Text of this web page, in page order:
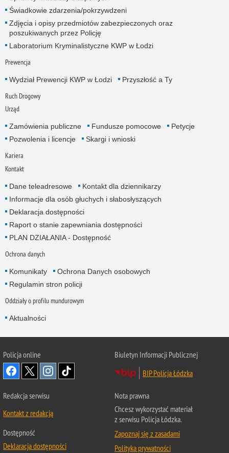
Świadkowie zdarzenia/pokrzywdzeni
Zdjęcia i opisy przedmiotów zabezpieczonych oraz
poszukiwanych przez Policję
Laboratorium Kryminalistyczne KWP w Łodzi
Prewencja
Wydział Prewencji KWP w Łodzi Przyszłość a Ty
Ruch Drogowy
Urząd
Zamówienia publiczne Fundusze pomocowe
Petycje
Pozwolenia i licencje
Skargi i wnioski
Kariera
Kontakt
Dane teleadresowe
Kontakt dla dziennikarzy
Informacje dla osób głuchych i słabosłyszących
Deklaracja dostępności
Raport o stanie zapewniania dostępności
PLAN DZIAŁANIA - Dostępność
Ochrona danych
Komunikaty
Ochrona Danych osobowych
Regulamin stron policji
Oddziały o profilu mundurowym
Aktualności
Policja online
Biuletyn Informacji Publicznej
BIP Policja Łódzka
Redakcja serwisu
Kontakt z redakcją
Dostępność
Deklaracja dostępności
Nota prawna
Chcesz wykorzystać materiał
z serwisu Policja Łódzka.
Zapoznaj się z zasadami
Polityka prywatności